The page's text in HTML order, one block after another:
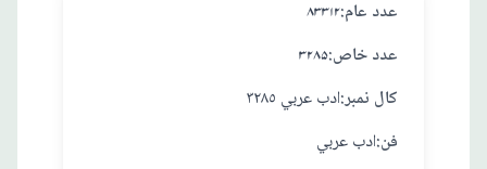
۸۳۳۱۲ :عدد عام
۳۲۸۵ :عدد خاص
ادب عربي ٣٢٨٥:کال نمبر
ادب عربي :فن